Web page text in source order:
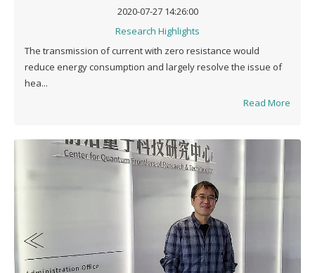
2020-07-27 14:26:00
Research Highlights
The transmission of current with zero resistance would
reduce energy consumption and largely resolve the issue of
hea...
Read More